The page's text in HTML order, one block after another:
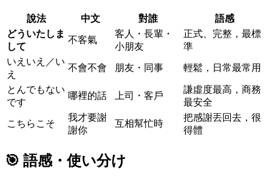
說法 中文 對誰
語感
どういたしま
して
不客氣
客人・長輩・
小朋友
正式、完整，最標
準
いえいえ／い
え
不會不會 朋友・同事 輕鬆，日常最常用
とんでもない
です
哪裡的話 上司・客戶
謙虛度最高，商務
最安全
こちらこそ
我才要謝
謝你
互相幫忙時
把感謝丟回去，很
得體
🎯 語感・使い分け